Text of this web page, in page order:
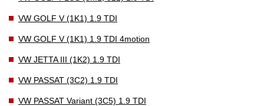
VW GOLF V (1K1) 1.9 TDI
VW GOLF V (1K1) 1.9 TDI 4motion
VW JETTA III (1K2) 1.9 TDI
VW PASSAT (3C2) 1.9 TDI
VW PASSAT Variant (3C5) 1.9 TDI